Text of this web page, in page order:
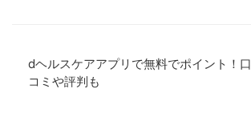
dヘルスケアアプリで無料でポイント！口
コミや評判も